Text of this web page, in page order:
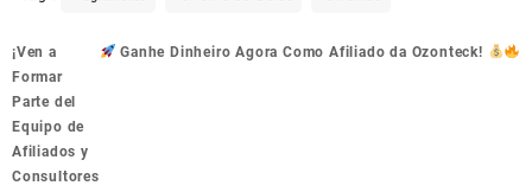
Navegação
de
Post
¡Ven a
Formar
Parte del
Equipo de
Afiliados y
Consultores
Ganhe Dinheiro Agora Como Afiliado da Ozonteck!